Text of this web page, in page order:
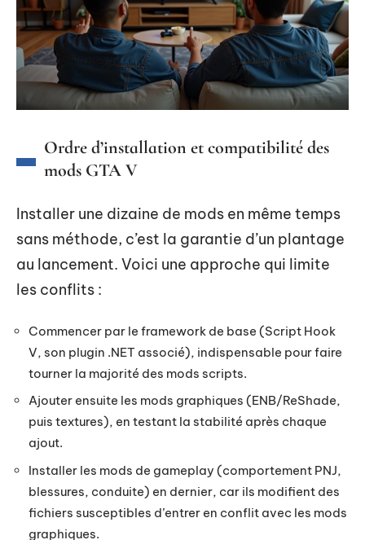
Ordre d’installation et compatibilité des
mods GTA V
Installer une dizaine de mods en même temps
sans méthode, c’est la garantie d’un plantage
au lancement. Voici une approche qui limite
les conflits :
Commencer par le framework de base (Script Hook
V, son plugin .NET associé), indispensable pour faire
tourner la majorité des mods scripts.
Ajouter ensuite les mods graphiques (ENB/ReShade,
puis textures), en testant la stabilité après chaque
ajout.
Installer les mods de gameplay (comportement PNJ,
blessures, conduite) en dernier, car ils modifient des
fichiers susceptibles d’entrer en conflit avec les mods
graphiques.